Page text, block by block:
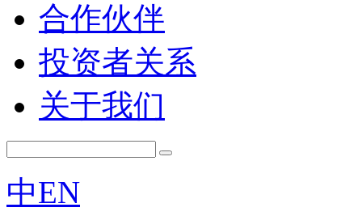
合作伙伴
投资者关系
关于我们
中EN